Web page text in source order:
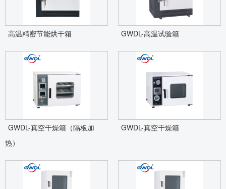
高温精密节能烘干箱 GWDL-高温试验箱
GWDL-真空干燥箱（隔板加
热）
GWDL-真空干燥箱